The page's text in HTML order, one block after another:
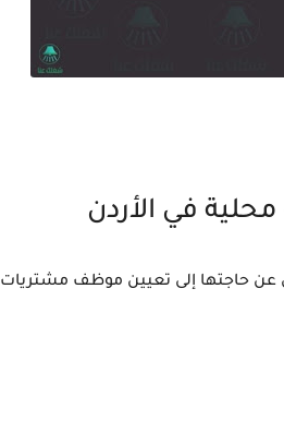
في الأردن
عن حاجتها إلى تعيين موظف مشتريات